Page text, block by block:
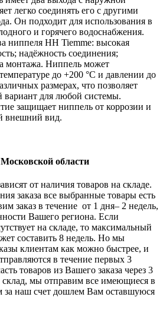
легко соединять его с другими
Он подходит для использования в
и горячего водоснабжения.
ниппеля HH Tiemme: высокая
надёжность соединения;
монтажа. Ниппель может
до +200 °C и давлении до
размерах, что позволяет
вариант для любой системы.
защищает ниппель от коррозии и
внешний вид.
области
от наличия товаров на складе.
заказа все выбранные товары есть
заказ в течение от 1 дня– 2 недель,
Вашего региона. Если
на складе, то максимальный
составить 8 недель. Но мы
клиентам как можно быстрее, и
в течение первых 3
товаров из Вашего заказа через 3
склад, мы отправим все имеющиеся в
за наш счет дошлем Вам оставшуюся